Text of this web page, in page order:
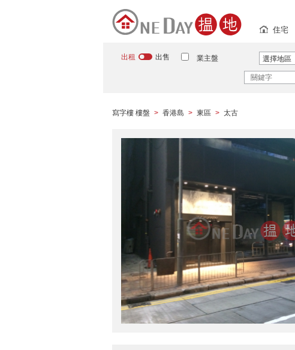
住宅
出租 出售 業主盤 選擇地區
寫字樓 樓盤 > 香港島 > 東區 > 太古